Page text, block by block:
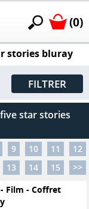
(0)
stories bluray
FILTRER
star stories
9 10 11
12
13
14 15
>>
Film - Coffret